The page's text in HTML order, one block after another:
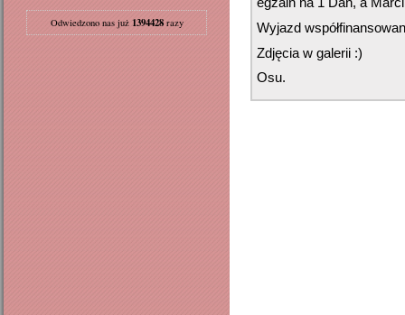
Odwiedzono nas już 1394428razy
Wyjazd
Zdjęcia w galerii :)
Osu.